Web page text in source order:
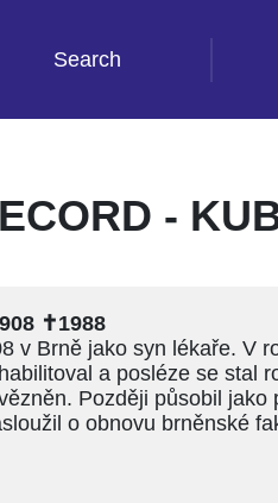
Search
-
✝1988
v Brně jako syn lékaře. V
a posléze se stal
Později působil
o obnovu brněnské